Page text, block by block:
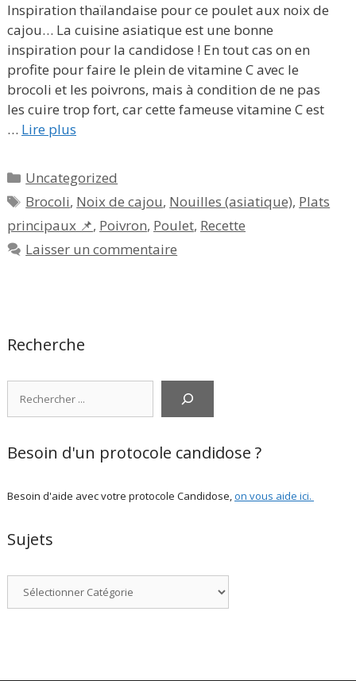
Inspiration thaïlandaise pour ce poulet aux noix de
cajou… La cuisine asiatique est une bonne
inspiration pour la candidose ! En tout cas on en
profite pour faire le plein de vitamine C avec le
brocoli et les poivrons, mais à condition de ne pas
les cuire trop fort, car cette fameuse vitamine C est
… Lire plus
Catégories
Uncategorized
Étiquettes
Brocoli, Noix de cajou, Nouilles (asiatique), Plats
principaux 📌, Poivron, Poulet, Recette
Laisser un commentaire
Recherche
Besoin d'un protocole candidose ?
Besoin d'aide avec votre protocole Candidose,on vous aide ici.
Sujets